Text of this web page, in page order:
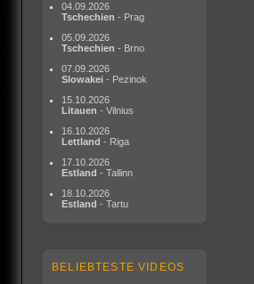
04.09.2026
Tschechien - Prag
05.09.2026
Tschechien - Brno
07.09.2026
Slowakei - Pezinok
15.10.2026
Litauen - Vilnius
16.10.2026
Lettland - Riga
17.10.2026
Estland - Tallinn
18.10.2026
Estland - Tartu
BELIEBTESTE VIDEOS